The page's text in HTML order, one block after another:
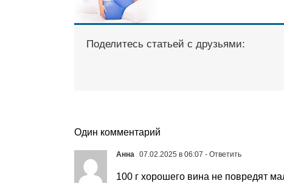
Поделитесь статьей с друзьями:
Один комментарий
Анна 07.02.2025 в 06:07 - Ответить
100 г хорошего вина не повредят